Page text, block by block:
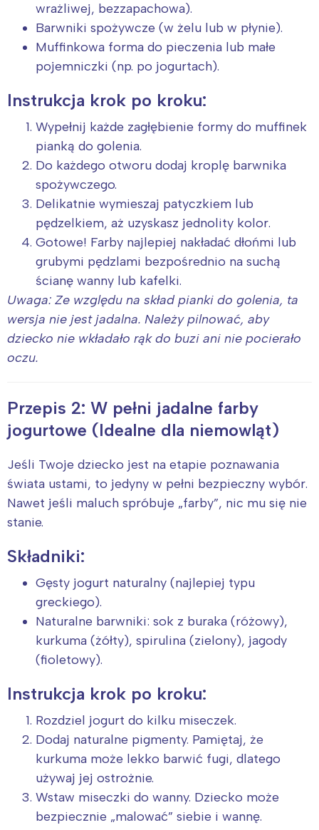
wrażliwej, bezzapachowa).
Barwniki spożywcze (w żelu lub w płynie).
Muffinkowa forma do pieczenia lub małe
pojemniczki (np. po jogurtach).
Instrukcja krok po kroku:
Wypełnij każde zagłębienie formy do muffinek
pianką do golenia.
Do każdego otworu dodaj kroplę barwnika
spożywczego.
Delikatnie wymieszaj patyczkiem lub
pędzelkiem, aż uzyskasz jednolity kolor.
Gotowe! Farby najlepiej nakładać dłońmi lub
grubymi pędzlami bezpośrednio na suchą
ścianę wanny lub kafelki.
Uwaga: Ze względu na skład pianki do golenia, ta
wersja nie jest jadalna. Należy pilnować, aby
dziecko nie wkładało rąk do buzi ani nie pocierało
oczu.
Przepis 2: W pełni jadalne farby
jogurtowe (Idealne dla niemowląt)
Jeśli Twoje dziecko jest na etapie poznawania
świata ustami, to jedyny w pełni bezpieczny wybór.
Nawet jeśli maluch spróbuje „farby”, nic mu się nie
stanie.
Składniki:
Gęsty jogurt naturalny (najlepiej typu
greckiego).
Naturalne barwniki: sok z buraka (różowy),
kurkuma (żółty), spirulina (zielony), jagody
(fioletowy).
Instrukcja krok po kroku:
Rozdziel jogurt do kilku miseczek.
Dodaj naturalne pigmenty. Pamiętaj, że
kurkuma może lekko barwić fugi, dlatego
używaj jej ostrożnie.
Wstaw miseczki do wanny. Dziecko może
bezpiecznie „malować” siebie i wannę.